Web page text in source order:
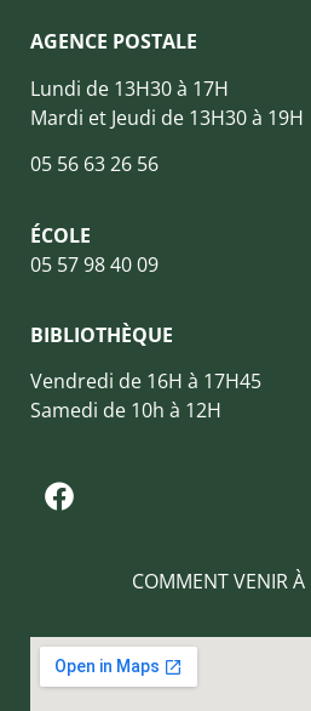
AGENCE POSTALE
Lundi de 13H30 à 17H
Mardi et Jeudi de 13H30 à 19H
05 56 63 26 56
ÉCOLE
05 57 98 40 09
BIBLIOTHÈQUE
Vendredi de 16H à 17H45
Samedi de 10h à 12H
COMMENT VENIR À